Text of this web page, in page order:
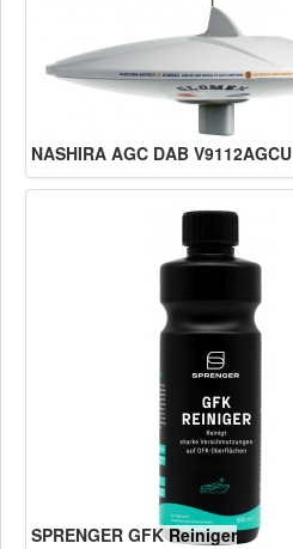
NASHIRA AGC DAB V9112AGCU
SPRENGER GFK Reiniger